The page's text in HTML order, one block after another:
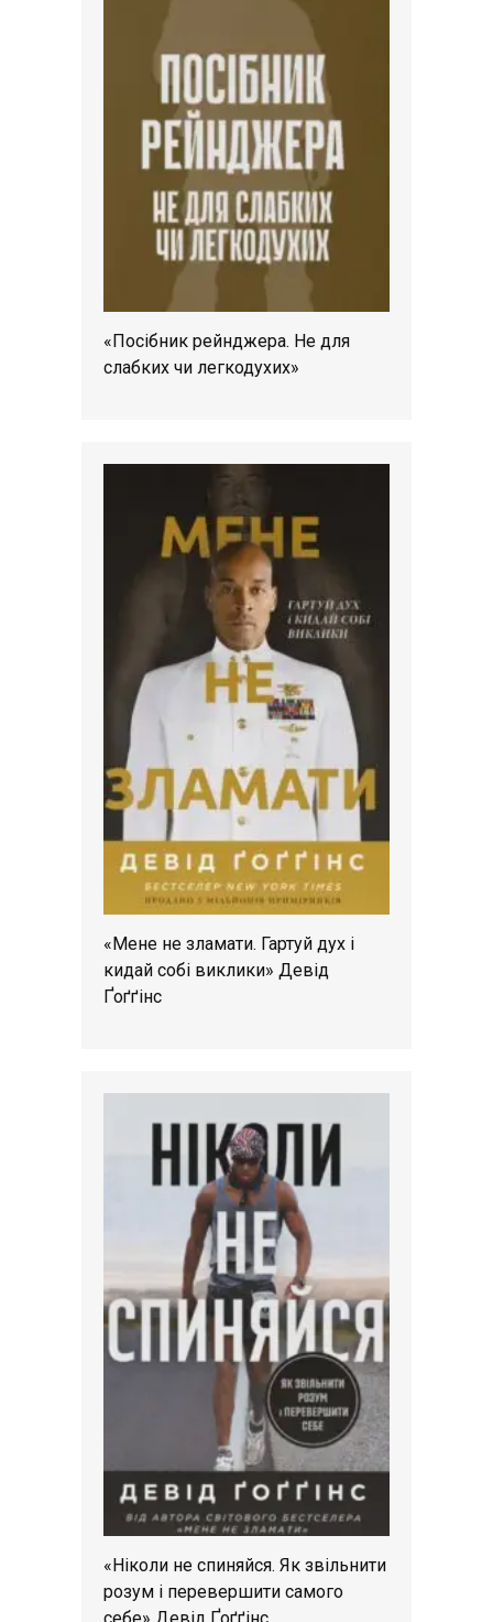
«Посібник рейнджера. Не для
слабких чи легкодухих»
«Мене не зламати. Гартуй дух і
кидай собі виклики» Девід
Ґоґґінс
«Ніколи не спиняйся. Як звільнити
розум і перевершити самого